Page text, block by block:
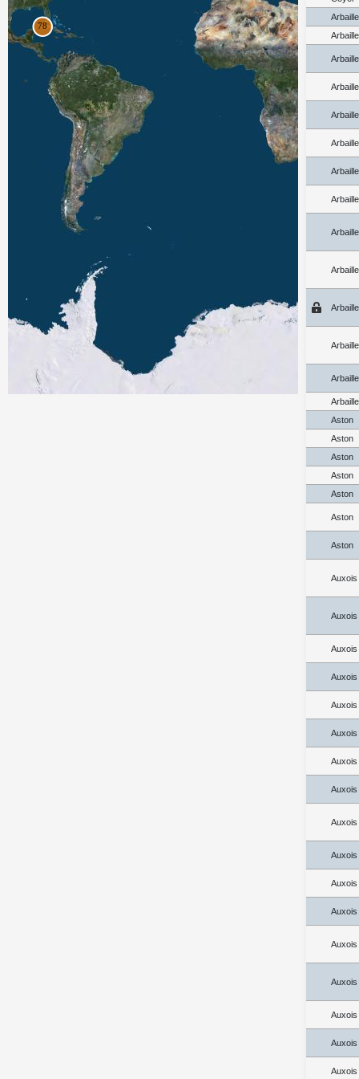
Aston
Aston
Aston
Aston
Aston
Aston
Aston
Auxois
Auxois
Auxois
Auxois
Auxois
Auxois
Auxois
Auxois
Auxois
Auxois
Auxois
Auxois
Auxois
Auxois
Auxois
Auxois
Auxois